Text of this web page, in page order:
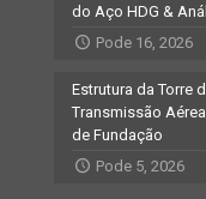
do Aço HDG &
Pode 16, 2026
Estrutura da Torre
Transmissão
de Fundação
Pode 5, 2026